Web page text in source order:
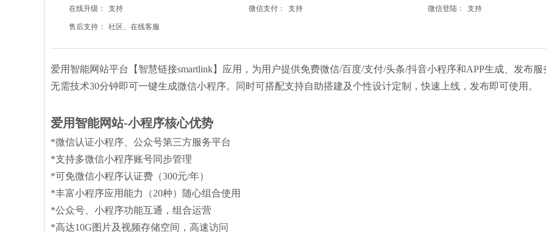
在线升级： 支持 微信支付： 支持 微信登陆： 支持
售后支持： 社区、在线客服
爱用智能网站平台【智慧链接smartlink】应用，为用户提供免费微信/百度/支付/头条/抖音小程序和APP生成、发布服
无需技术30分钟即可一键生成微信小程序。同时可搭配支持自助搭建及个性设计定制，快速上线，发布即可使用。
爱用智能网站-小程序核心优势
*微信认证小程序、公众号第三方服务平台
*支持多微信小程序账号同步管理
*可免微信小程序认证费（300元/年）
*丰富小程序应用能力（20种）随心组合使用
*公众号、小程序功能互通，组合运营
*高达10G图片及视频存储空间，高速访问